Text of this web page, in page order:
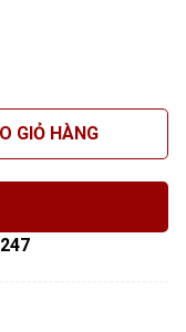
GIỎ HÀNG